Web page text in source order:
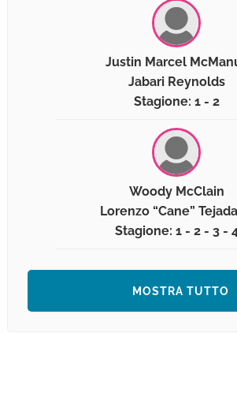
Justin Marcel
Jabari Reynolds
Stagione: 1 - 2
Woody McClain
Lorenzo “Cane”
Stagione: 1 - 2 - 3 -
MOSTRA TUTTO